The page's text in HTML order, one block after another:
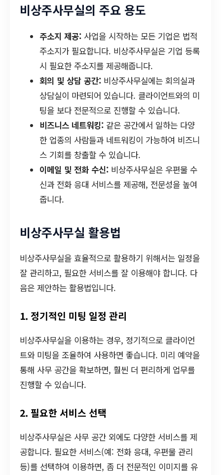
비상주사무실의 주요 용도
주소지 제공: 사업을 시작하는 모든 기업은 법적
주소지가 필요합니다. 비상주사무실은 기업 등록
시 필요한 주소지를 제공해줍니다.
회의 및 상담 공간: 비상주사무실에는 회의실과
상담실이 마련되어 있습니다. 클라이언트와의 미
팅을 보다 전문적으로 진행할 수 있습니다.
비즈니스 네트워킹: 같은 공간에서 일하는 다양
한 업종의 사람들과 네트워킹이 가능하여 비즈니
스 기회를 창출할 수 있습니다.
이메일 및 전화 수신: 비상주사무실은 우편물 수
신과 전화 응대 서비스를 제공해, 전문성을 높여
줍니다.
비상주사무실 활용법
비상주사무실을 효율적으로 활용하기 위해서는 일정을
잘 관리하고, 필요한 서비스를 잘 이용해야 합니다. 다
음은 제안하는 활용법입니다.
1. 정기적인 미팅 일정 관리
비상주사무실을 이용하는 경우, 정기적으로 클라이언
트와 미팅을 조율하여 사용하면 좋습니다. 미리 예약을
통해 사무 공간을 확보하면, 훨씬 더 편리하게 업무를
진행할 수 있습니다.
2. 필요한 서비스 선택
비상주사무실은 사무 공간 외에도 다양한 서비스를 제
공합니다. 필요한 서비스(예: 전화 응대, 우편물 관리
등)를 선택하여 이용하면, 좀 더 전문적인 이미지를 유